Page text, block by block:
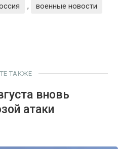
, военные новости
ТАКЖЕ
вновь
атаки